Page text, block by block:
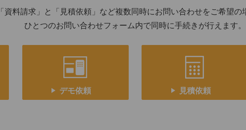
「資料請求」と「見積依頼」など複数同時にお問い合わせをご希望の
ひとつのお問い合わせフォーム内で同時に手続きが行えます。
デモ依頼 見積依頼